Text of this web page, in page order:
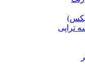
تراپی